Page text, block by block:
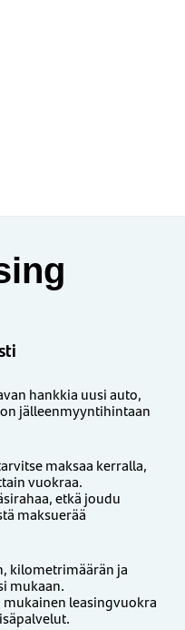
hankkia uusi auto,
jälleenmyyntihintaan
maksaa kerralla,
vuokraa.
etkä joudu
maksuerää
kilometrimäärän ja
mukaan.
leasingvuokra